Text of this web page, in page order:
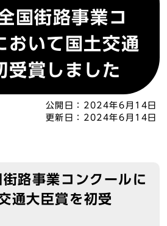
国街路事業コ
おいて国土交通
受賞しました
公開日： 2024年6月14日
更新日： 2024年6月14日
路事業コンクールに
通大臣賞を初受